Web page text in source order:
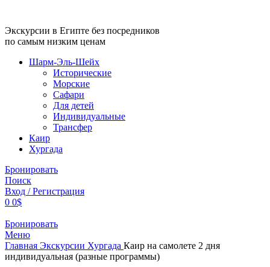
Экскурсии в Египте без посредников
по самым низким ценам
Шарм-Эль-Шейх
Исторические
Морские
Сафари
Для детей
Индивидуальные
Трансфер
Каир
Хургада
Бронировать
Поиск
Вход / Регистрация
0 0$
Бронировать
Меню
Главная Экскурсии Хургада Каир на самолете 2 дня
индивидуальная (разные программы)